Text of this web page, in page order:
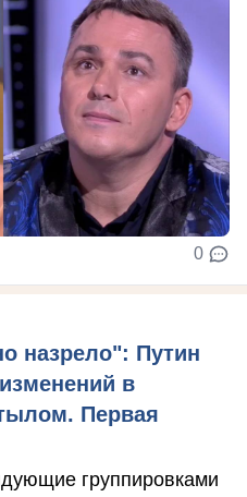
0
назрело": Путин
в
Первая
группировками